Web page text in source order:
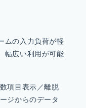
ムの入力負荷が軽
幅広い利用が可能
項目表示／離脱
ジからのデータ